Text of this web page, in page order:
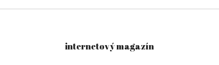
internetový magazín